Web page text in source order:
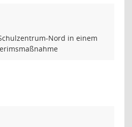
Nord in einem